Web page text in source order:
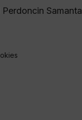
Samanta